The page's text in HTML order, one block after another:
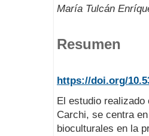
María Tulcán
Resumen
https://doi.org/
El estudio
Carchi, se centra
bioculturales en la